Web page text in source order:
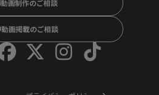
動画制作のご相談
動画掲載のご相談